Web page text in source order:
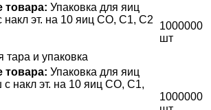
товара: Упаковка для яиц
накл эт. на 10 яиц СО, С1, С2
тара и упаковка
1000000
шт
товара: Упаковка для яиц
с накл эт. на 10 яиц СО, С1,
1000000